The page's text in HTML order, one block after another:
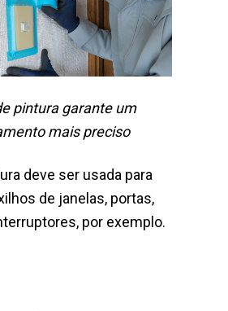
pintura garante um
mais preciso
deve ser usada para
de janelas, portas,
por exemplo.